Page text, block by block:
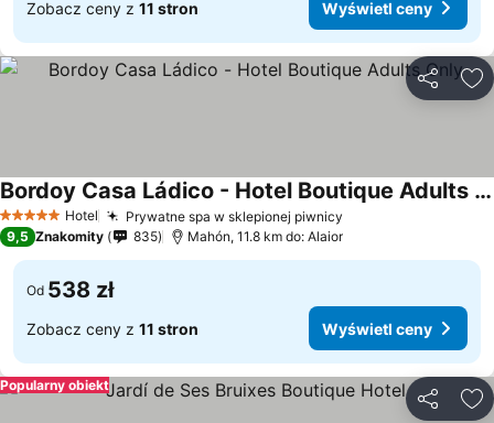
Zobacz ceny z 11 stron Wyświetl ceny
5 KategoriaHotel Prywatne spa w sklepionej piwnicy
Bordoy Casa Ládico - Hotel Boutique Adults Only
Wyświetl ceny
9,5 Znakomity 835 Mahón, 11.8 km do: Alaior
Od 538 zł
Zobacz ceny z 11 stron Wyświetl ceny
Popularny obiekt